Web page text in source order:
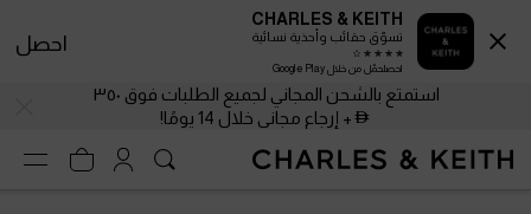
استمتع بالشحن المجاني لجميع الطلبات فوق ٣٥٠
+ إرجاع مجاني خلال 14 يومًا!
CHARLES & KEITH
تسوّق حقائب وأحذية نسائية
احصلحمّل من خلال Google Play
احصل